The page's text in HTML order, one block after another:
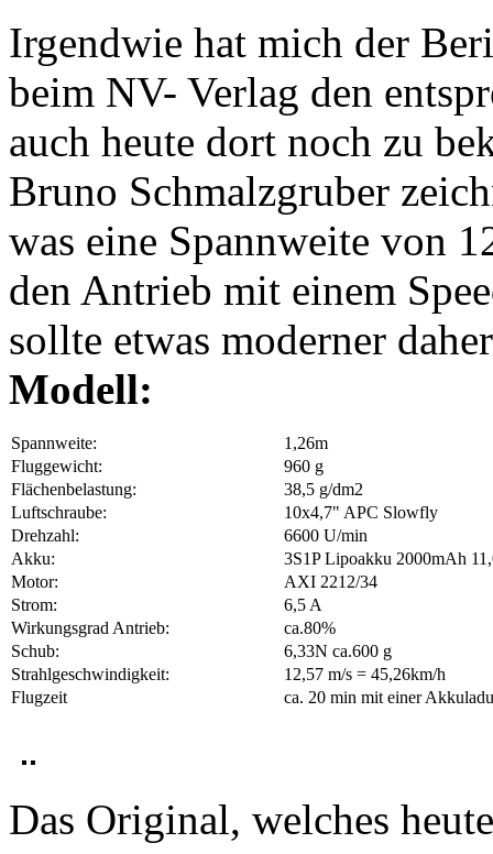
Irgendwie hat mich der
beim NV- Verlag den
auch heute dort noch zu
Bruno Schmalzgruber
was eine Spannweite von
den Antrieb mit einem
sollte etwas moderner
Modell:
Spannweite:
1,26m
Fluggewicht:
960 g
Flächenbelastung:
38,5 g/dm2
Luftschraube:
10x4,7" APC Slowfly
Drehzahl:
6600 U/min
Akku:
3S1P Lipoakku 2000mAh
Motor:
AXI 2212/34
Strom:
6,5 A
Wirkungsgrad Antrieb:
ca.80%
Schub:
6,33N ca.600 g
Strahlgeschwindigkeit:
12,57 m/s = 45,26km/h
Flugzeit
ca. 20 min mit einer
Das Original, welches